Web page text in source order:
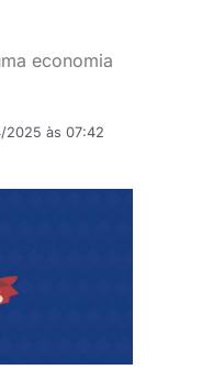
economia
2025 às 07:42